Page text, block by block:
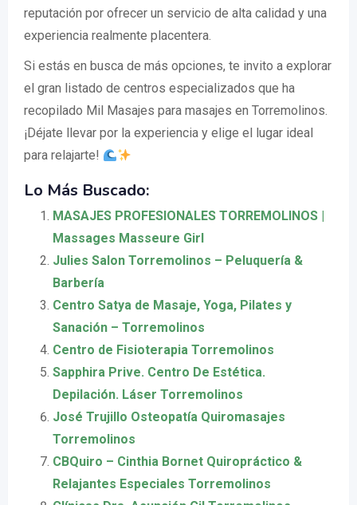
reputación por ofrecer un servicio de alta calidad y una
experiencia realmente placentera.
Si estás en busca de más opciones, te invito a explorar
el gran listado de centros especializados que ha
recopilado Mil Masajes para masajes en Torremolinos.
¡Déjate llevar por la experiencia y elige el lugar ideal
para relajarte!
Lo Más Buscado:
MASAJES PROFESIONALES TORREMOLINOS |
Massages Masseure Girl
Julies Salon Torremolinos – Peluquería &
Barbería
Centro Satya de Masaje, Yoga, Pilates y
Sanación – Torremolinos
Centro de Fisioterapia Torremolinos
Sapphira Prive. Centro De Estética.
Depilación. Láser Torremolinos
José Trujillo Osteopatía Quiromasajes
Torremolinos
CBQuiro – Cinthia Bornet Quiropráctico &
Relajantes Especiales Torremolinos